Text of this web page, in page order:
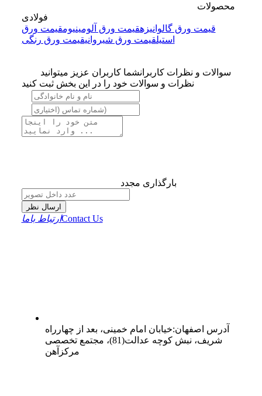
محصولات
فولادی
قیمت ورق گالوانیزهقیمت ورق آلومینیومقیمت ورق
استیلقیمت ورق شیروانیقیمت ورق رنگی
سوالات و نظرات کاربرانشما کاربران عزیز میتوانید
نظرات و سوالات خود را در این بخش ثبت کنید
بارگذاری مجدد
ارسال نظر
ارتباط باماContact Us
آدرس اصفهان:خیابان امام خمینی، بعد از چهارراه
شریف، نبش کوچه عدالت(81)، مجتمع تخصصی
مرکزآهن